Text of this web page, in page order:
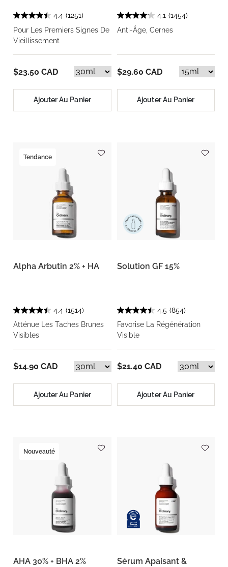
4.4 (1251)
Pour Les Premiers Signes De
Vieillissement
$23.50 CAD
Ajouter Au Panier
4.1 (1454)
Anti-Âge, Cernes
$29.60 CAD
Ajouter Au Panier
Tendance
Alpha Arbutin 2% + HA
4.4 (1514)
Atténue Les Taches Brunes
Visibles
$14.90 CAD
Ajouter Au Panier
Solution GF 15%
4.5 (854)
Favorise La Régénération
Visible
$21.40 CAD
Ajouter Au Panier
Nouveauté
AHA 30% + BHA 2% Sérum Apaisant &